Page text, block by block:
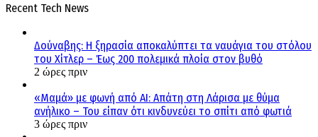
Recent Tech News
Δούναβης: Η ξηρασία αποκαλύπτει τα ναυάγια του στόλου
του Χίτλερ – Έως 200 πολεμικά πλοία στον βυθό
2 ώρες πριν
«Μαμά» με φωνή από AI: Απάτη στη Λάρισα με θύμα
ανήλικο – Του είπαν ότι κινδυνεύει το σπίτι από φωτιά
3 ώρες πριν